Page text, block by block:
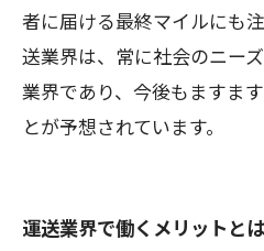
者に届ける最終マイルにも
送業界は、常に社会のニー
業界であり、今後もますま
とが予想されています。
運送業界で働くメリットと